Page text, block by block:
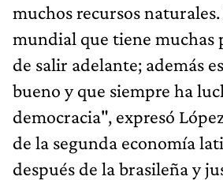
muchos recursos
mundial que tiene muchas
de salir adelante; además
bueno y que siempre ha
democracia", expresó
de la segunda economía
después de la brasileña y